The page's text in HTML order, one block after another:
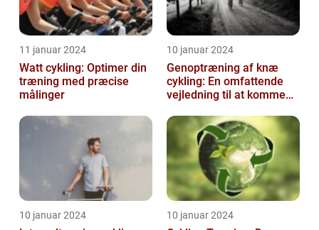
11 januar 2024
Watt cykling: Optimer din
træning med præcise
målinger
10 januar 2024
Genoptræning af knæ
cykling: En omfattende
vejledning til at komme
10 januar 2024 10 januar 2024